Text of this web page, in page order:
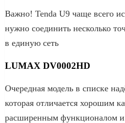
Важно! Tenda U9 чаще всего
нужно соединить несколько
в единую сеть
LUMAX DV0002HD
Очередная модель в списке
которая отличается хорошим
расширенным функционалом и